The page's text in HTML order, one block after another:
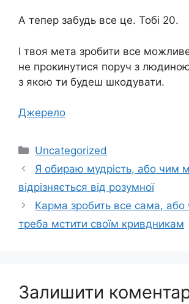
А тепер забудь все це. Тобі 20.
І твоя мета зробити все
не прокинутися поруч з
з якою ти будеш шкодувати.
Джерело
Категорії
Uncategorized
Я обираю мудрість, або чим
відрізняється від розумної
Карма зробить все сама, або
треба мстити своїм кривдникам
Залишити